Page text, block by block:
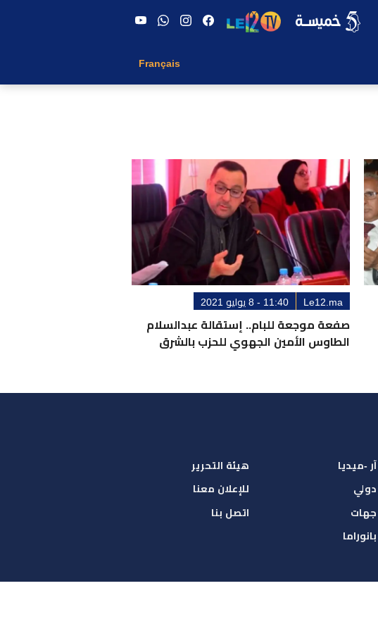
Français
Le12.ma 11:40 - 8 يوليو 2021
صفعة موجعة للبام.. إستقالة عبدالسلام
الطاوس الأمين الجهوي للحزب بالشرق
آر -ميديا
دولي
جهات
بانوراما
هيئة التحرير
للإعلان معنا
اتصل بنا